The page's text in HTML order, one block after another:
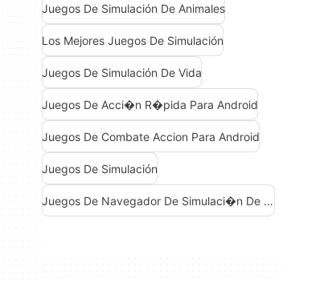
Juegos De Simulación De Animales
Los Mejores Juegos De Simulación
Juegos De Simulación De Vida
Juegos De Acci�n R�pida Para Android
Juegos De Combate Accion Para Android
Juegos De Simulación
Juegos De Navegador De Simulaci�n De Vuelo Gratis